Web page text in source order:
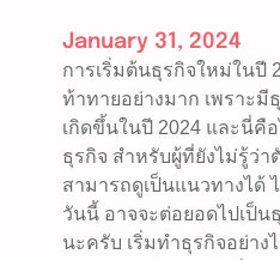
January 31, 2024
การเริ่มต้นธุรกิจใหม่ในปี
ท้าทายอย่างมาก เพราะมี
เกิดขึ้นในปี 2024 และนี่คื
ธุรกิจ สำหรับผู้ที่ยังไม่รู้ว่า
สามารถดูเป็นแนวทางได้
วันนี้ อาจจะต่อยอดไปเป็น
นะครับ เริ่มทำธุรกิจอย่าง